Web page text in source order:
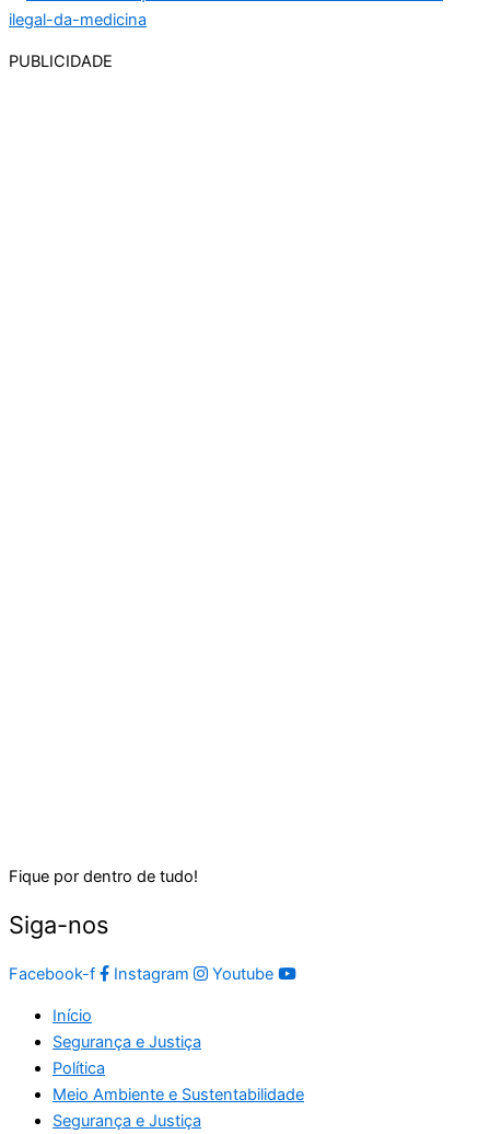
PUBLICIDADE
Fique por dentro de tudo!
Siga-nos
Facebook-f Instagram Youtube
Início
Segurança e Justiça
Política
Meio Ambiente e Sustentabilidade
Segurança e Justiça